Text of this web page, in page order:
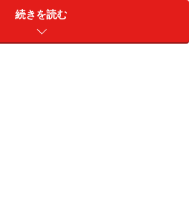
役割を果たしており、入所期間は
なっています。
続きを読む